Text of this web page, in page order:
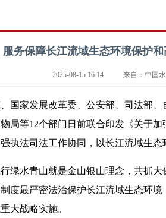
服务保障长江流域生态环境保护
2025-08-15 16:14 来自：中国
国家发展改革委、公安部、司法部
局等12个部门日前联合印发《关于
执法司法工作协同，以长江流域生
绿水青山就是金山银山理念，共抓
度最严密法治保护长江流域生态环
大战略实施。